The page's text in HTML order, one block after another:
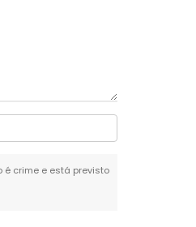
é crime e está previsto